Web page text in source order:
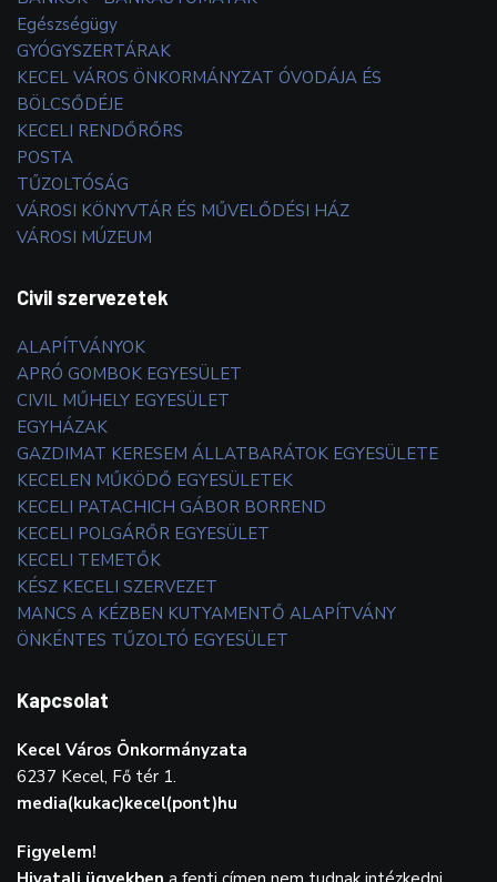
Egészségügy
GYÓGYSZERTÁRAK
KECEL VÁROS ÖNKORMÁNYZAT ÓVODÁJA ÉS
BÖLCSŐDÉJE
KECELI RENDŐRŐRS
POSTA
TŰZOLTÓSÁG
VÁROSI KÖNYVTÁR ÉS MŰVELŐDÉSI HÁZ
VÁROSI MÚZEUM
Civil szervezetek
ALAPÍTVÁNYOK
APRÓ GOMBOK EGYESÜLET
CIVIL MŰHELY EGYESÜLET
EGYHÁZAK
GAZDIMAT KERESEM ÁLLATBARÁTOK EGYESÜLETE
KECELEN MŰKÖDŐ EGYESÜLETEK
KECELI PATACHICH GÁBOR BORREND
KECELI POLGÁRŐR EGYESÜLET
KECELI TEMETŐK
KÉSZ KECELI SZERVEZET
MANCS A KÉZBEN KUTYAMENTŐ ALAPÍTVÁNY
ÖNKÉNTES TŰZOLTÓ EGYESÜLET
Kapcsolat
Kecel Város Önkormányzata
6237 Kecel, Fő tér 1.
media(kukac)kecel(pont)hu
Figyelem!